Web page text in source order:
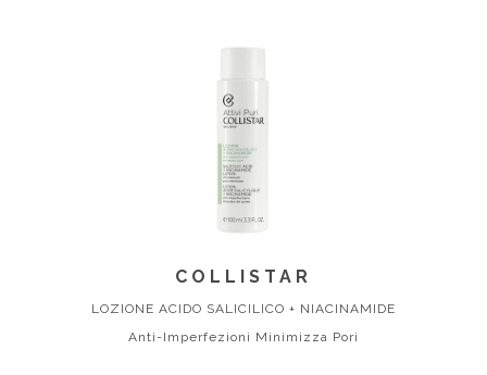
COLLISTAR
LOZIONE ACIDO SALICILICO + NIACINAMIDE
Anti-Imperfezioni Minimizza Pori